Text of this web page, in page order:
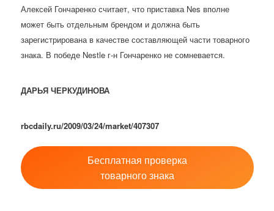
Алексей Гончаренко считает, что приставка Nes вполне
может быть отдельным брендом и должна быть
зарегистрирована в качестве составляющей части товарного
знака. В победе Nestle г-н Гончаренко не сомневается.
ДАРЬЯ ЧЕРКУДИНОВА
rbcdaily.ru/2009/03/24/market/407307
Бесплатная проверка
товарного знака